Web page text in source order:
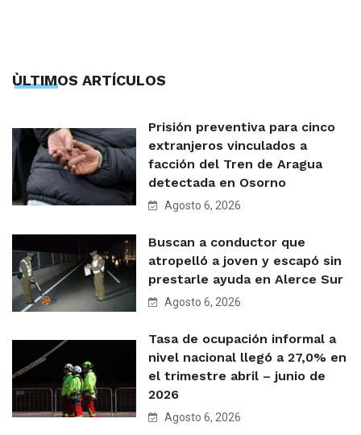
ÙLTIMOS ARTÍCULOS
Prisión preventiva para cinco
extranjeros vinculados a
facción del Tren de Aragua
detectada en Osorno
Agosto 6, 2026
Buscan a conductor que
atropelló a joven y escapó sin
prestarle ayuda en Alerce Sur
Agosto 6, 2026
Tasa de ocupación informal a
nivel nacional llegó a 27,0% en
el trimestre abril – junio de
2026
Agosto 6, 2026